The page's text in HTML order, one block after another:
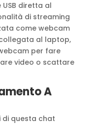
diretta al
di streaming
come webcam
al laptop,
per fare
video o scattare
A
di questa chat